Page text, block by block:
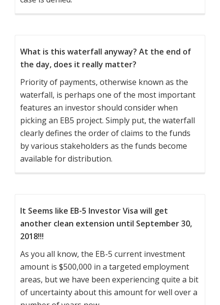
What is this waterfall anyway? At the end of
the day, does it really matter?
Priority of payments, otherwise known as the
waterfall, is perhaps one of the most important
features an investor should consider when
picking an EB5 project. Simply put, the waterfall
clearly defines the order of claims to the funds
by various stakeholders as the funds become
available for distribution.
It Seems like EB-5 Investor Visa will get
another clean extension until September 30,
2018!!!
As you all know, the EB-5 current investment
amount is $500,000 in a targeted employment
areas, but we have been experiencing quite a bit
of uncertainty about this amount for well over a